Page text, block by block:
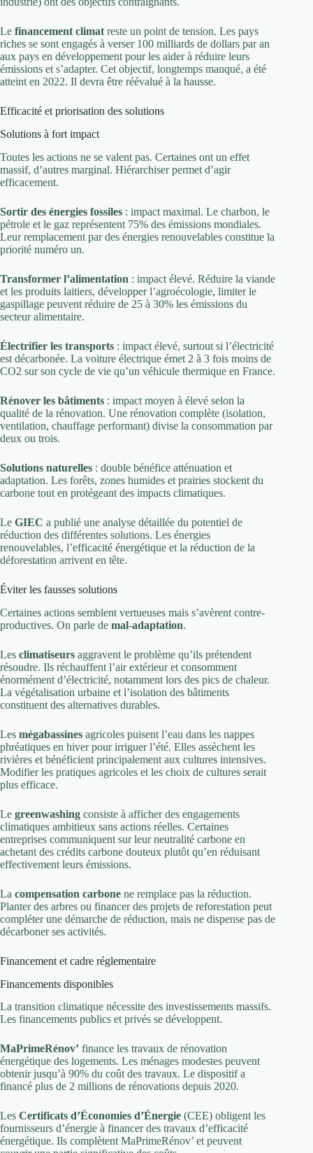
Le financement climat reste un point de tension. Les pays
riches se sont engagés à verser 100 milliards de dollars par an
aux pays en développement pour les aider à réduire leurs
émissions et s’adapter. Cet objectif, longtemps manqué, a été
atteint en 2022. Il devra être réévalué à la hausse.
Efficacité et priorisation des solutions
Solutions à fort impact
Toutes les actions ne se valent pas. Certaines ont un effet
massif, d’autres marginal. Hiérarchiser permet d’agir
efficacement.
Sortir des énergies fossiles : impact maximal. Le charbon, le
pétrole et le gaz représentent 75% des émissions mondiales.
Leur remplacement par des énergies renouvelables constitue la
priorité numéro un.
Transformer l’alimentation : impact élevé. Réduire la viande
et les produits laitiers, développer l’agroécologie, limiter le
gaspillage peuvent réduire de 25 à 30% les émissions du
secteur alimentaire.
Électrifier les transports : impact élevé, surtout si l’électricité
est décarbonée. La voiture électrique émet 2 à 3 fois moins de
CO2 sur son cycle de vie qu’un véhicule thermique en France.
Rénover les bâtiments : impact moyen à élevé selon la
qualité de la rénovation. Une rénovation complète (isolation,
ventilation, chauffage performant) divise la consommation par
deux ou trois.
Solutions naturelles : double bénéfice atténuation et
adaptation. Les forêts, zones humides et prairies stockent du
carbone tout en protégeant des impacts climatiques.
Le GIEC a publié une analyse détaillée du potentiel de
réduction des différentes solutions. Les énergies
renouvelables, l’efficacité énergétique et la réduction de la
déforestation arrivent en tête.
Éviter les fausses solutions
Certaines actions semblent vertueuses mais s’avèrent contre-
productives. On parle de mal-adaptation.
Les climatiseurs aggravent le problème qu’ils prétendent
résoudre. Ils réchauffent l’air extérieur et consomment
énormément d’électricité, notamment lors des pics de chaleur.
La végétalisation urbaine et l’isolation des bâtiments
constituent des alternatives durables.
Les mégabassines agricoles puisent l’eau dans les nappes
phréatiques en hiver pour irriguer l’été. Elles assèchent les
rivières et bénéficient principalement aux cultures intensives.
Modifier les pratiques agricoles et les choix de cultures serait
plus efficace.
Le greenwashing consiste à afficher des engagements
climatiques ambitieux sans actions réelles. Certaines
entreprises communiquent sur leur neutralité carbone en
achetant des crédits carbone douteux plutôt qu’en réduisant
effectivement leurs émissions.
La compensation carbone ne remplace pas la réduction.
Planter des arbres ou financer des projets de reforestation peut
compléter une démarche de réduction, mais ne dispense pas de
décarboner ses activités.
Financement et cadre réglementaire
Financements disponibles
La transition climatique nécessite des investissements massifs.
Les financements publics et privés se développent.
MaPrimeRénov’ finance les travaux de rénovation
énergétique des logements. Les ménages modestes peuvent
obtenir jusqu’à 90% du coût des travaux. Le dispositif a
financé plus de 2 millions de rénovations depuis 2020.
Les Certificats d’Économies d’Énergie (CEE) obligent les
fournisseurs d’énergie à financer des travaux d’efficacité
énergétique. Ils complètent MaPrimeRénov’ et peuvent